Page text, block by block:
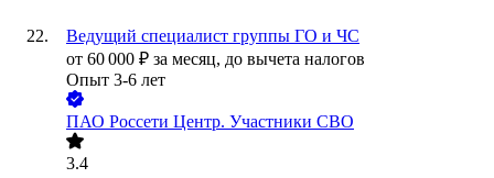
Ведущий специалист группы ГО и ЧС
от 60 000 ₽ за месяц, до вычета налогов
Опыт 3-6 лет
ПАО Россети Центр. Участники СВО
3.4